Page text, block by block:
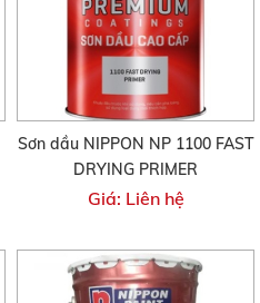
Sơn dầu NIPPON NP 1100 FAST
DRYING PRIMER
Giá: Liên hệ